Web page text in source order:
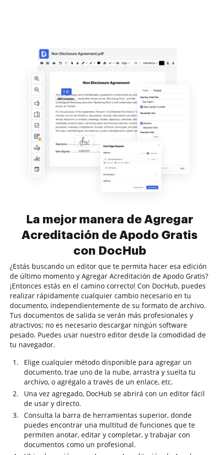
La mejor manera de Agregar
Acreditación de Apodo Gratis
con DocHub
¿Estás buscando un editor que te permita hacer esa edición
de último momento y Agregar Acreditación de Apodo Gratis?
¡Entonces estás en el camino correcto! Con DocHub, puedes
realizar rápidamente cualquier cambio necesario en tu
documento, independientemente de su formato de archivo.
Tus documentos de salida se verán más profesionales y
atractivos; no es necesario descargar ningún software
pesado. Puedes usar nuestro editor desde la comodidad de
tu navegador.
Elige cualquier método disponible para agregar un
documento, trae uno de la nube, arrastra y suelta tu
archivo, o agrégalo a través de un enlace, etc.
Una vez agregado, DocHub se abrirá con un editor fácil
de usar y directo.
Consulta la barra de herramientas superior, donde
puedes encontrar una multitud de funciones que te
permiten anotar, editar y completar, y trabajar con
documentos como un profesional.